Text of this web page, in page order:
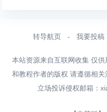
转导航页 - 我要投稿
本站资源来自互联网收集 仅
和教程作者的版权 请遵循相
立场投诉侵权邮箱：